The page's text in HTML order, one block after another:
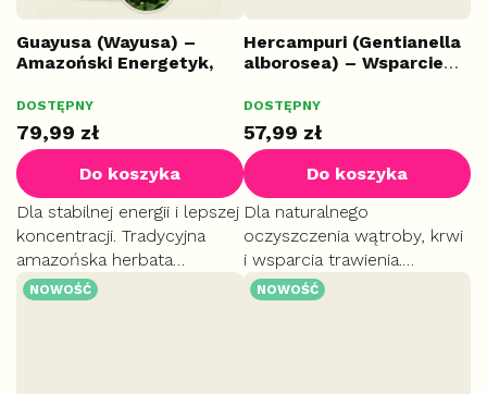
Guayusa (Wayusa) –
Amazoński Energetyk,
PLUS
DOSTĘPNY
79,99 zł
Do koszyka
Dla stabilnej energii i lepszej
koncentracji. Tradycyjna
amazońska herbata
Guayusa zwalcza
Hercampuri (Gentianella
alborosea) – Wsparcie
DOSTĘPNY
57,99 zł
Do koszyka
Dla naturalnego
oczyszczenia wątroby, krwi
i wsparcia trawienia.
Tradycyjne peruwiańskie
NOWOŚĆ NOWOŚĆ